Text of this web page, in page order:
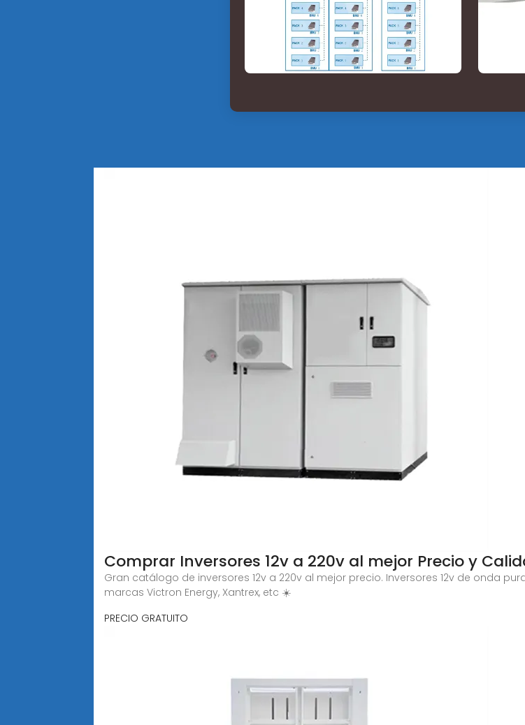
Comprar Inversores 12v a 220v al mejor Precio y
Gran catálogo de inversores 12v a 220v al mejor precio. Inversores 12v de onda
marcas Victron Energy, Xantrex, etc ☀️
PRECIO GRATUITO